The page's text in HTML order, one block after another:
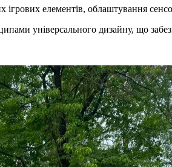
ігрових елементів, облаштування
універсального дизайну, що